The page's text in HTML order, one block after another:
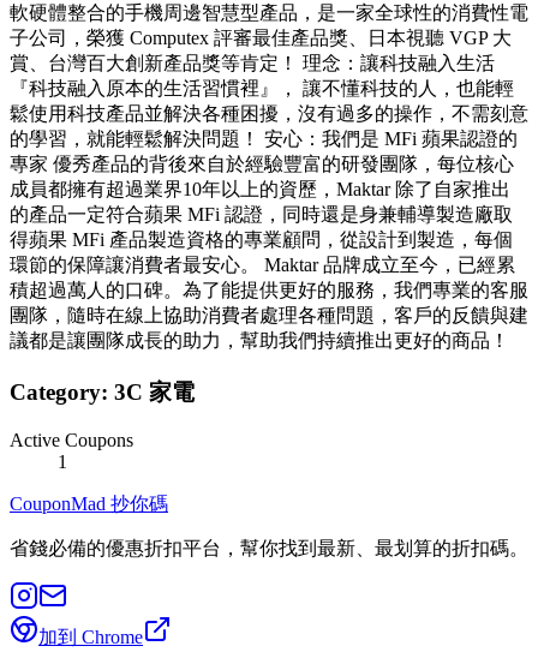
軟硬體整合的手機周邊智慧型產品，是一家全球性的消費性電
子公司，榮獲 Computex 評審最佳產品獎、日本視聽 VGP 大
賞、台灣百大創新產品獎等肯定！ 理念：讓科技融入生活
『科技融入原本的生活習慣裡』， 讓不懂科技的人，也能輕
鬆使用科技產品並解決各種困擾，沒有過多的操作，不需刻意
的學習，就能輕鬆解決問題！ 安心：我們是 MFi 蘋果認證的
專家 優秀產品的背後來自於經驗豐富的研發團隊，每位核心
成員都擁有超過業界10年以上的資歷，Maktar 除了自家推出
的產品一定符合蘋果 MFi 認證，同時還是身兼輔導製造廠取
得蘋果 MFi 產品製造資格的專業顧問，從設計到製造，每個
環節的保障讓消費者最安心。 Maktar 品牌成立至今，已經累
積超過萬人的口碑。為了能提供更好的服務，我們專業的客服
團隊，隨時在線上協助消費者處理各種問題，客戶的反饋與建
議都是讓團隊成長的助力，幫助我們持續推出更好的商品！
Category: 3C 家電
Active Coupons
1
CouponMad 抄你碼
省錢必備的優惠折扣平台，幫你找到最新、最划算的折扣碼。
加到 Chrome